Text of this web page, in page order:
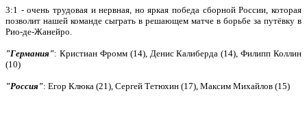
3:1 - очень трудовая и нервная, но яркая победа сборной России, которая
позволит нашей команде сыграть в решающем матче в борьбе за путёвку в
Рио-де-Жанейро.
"Германия": Кристиан Фромм (14), Денис Калиберда (14), Филипп Коллин
(10)
"Россия": Егор Клюка (21), Сергей Тетюхин (17), Максим Михайлов (15)